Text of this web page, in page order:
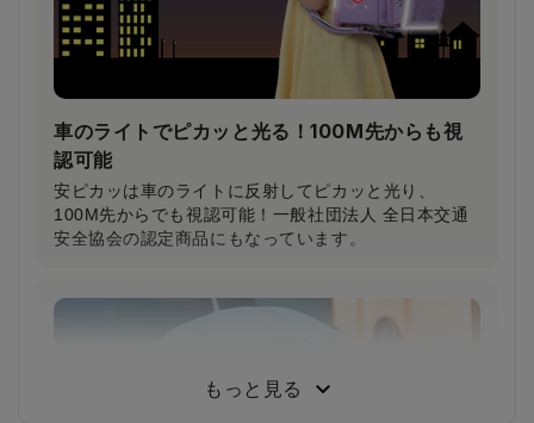
車のライトでピカッと光る！100M先からも視
認可能
安ピカッは車のライトに反射してピカッと光り、
100M先からでも視認可能！一般社団法人 全日本交通
安全協会の認定商品にもなっています。
もっと見る